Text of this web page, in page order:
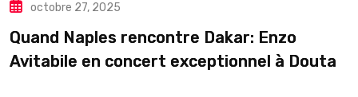
octobre 27, 2025
Quand Naples rencontre Dakar: Enzo
Avitabile en concert exceptionnel à Douta